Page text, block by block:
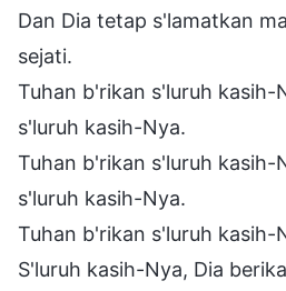
Dan Dia tetap s'lamatkan
sejati.
Tuhan b'rikan s'luruh kasih-
s'luruh kasih-Nya.
Tuhan b'rikan s'luruh kasih-
s'luruh kasih-Nya.
Tuhan b'rikan s'luruh kasih-
S'luruh kasih-Nya, Dia